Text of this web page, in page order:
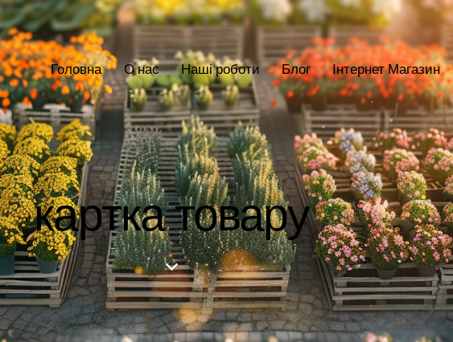
Головна О нас Наші роботи Блог Інтернет Магазин
картка товару